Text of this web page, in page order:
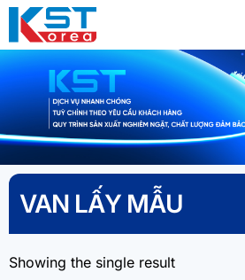
VAN LẤY MẪU
Showing the single result